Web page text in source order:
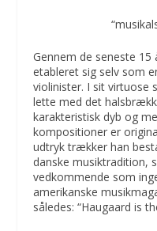
Gennem de seneste 15
etableret sig selv som
violinister. I sit virtuose
lette med det
karakteristisk dyb og
kompositioner er
udtryk trækker han
danske musiktradition,
vedkommende som
amerikanske
således: “Haugaard is